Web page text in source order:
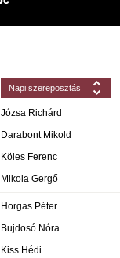
Napi szereposztás
Józsa Richárd
Darabont Mikold
Köles Ferenc
Mikola Gergő
Horgas Péter
Bujdosó Nóra
Kiss Hédi